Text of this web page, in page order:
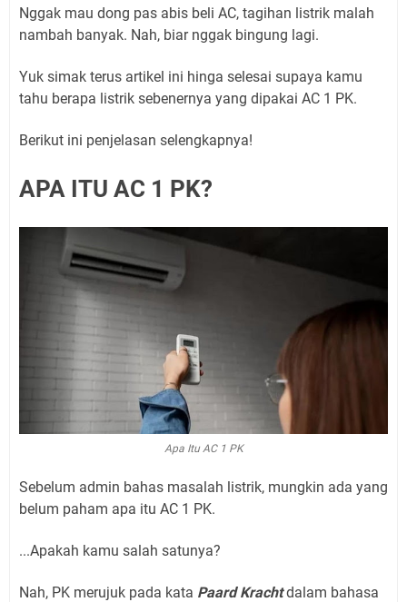
Nggak mau dong pas abis beli AC, tagihan listrik malah
nambah banyak. Nah, biar nggak bingung lagi.
Yuk simak terus artikel ini hinga selesai supaya kamu
tahu berapa listrik sebenernya yang dipakai AC 1 PK.
Berikut ini penjelasan selengkapnya!
APA ITU AC 1 PK?
Apa Itu AC 1 PK
Sebelum admin bahas masalah listrik, mungkin ada yang
belum paham apa itu AC 1 PK.
...Apakah kamu salah satunya?
Nah, PK merujuk pada kata Paard Krachtdalam bahasa